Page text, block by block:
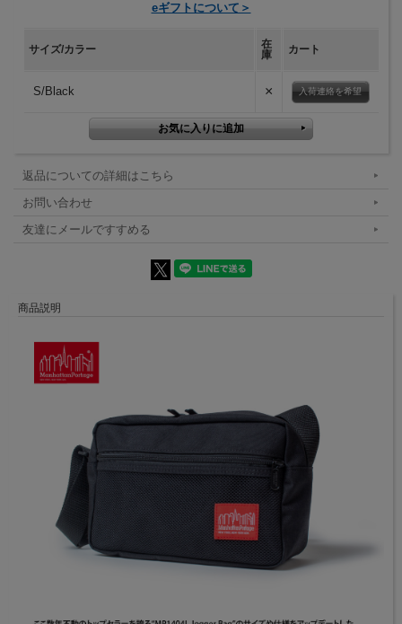
eギフトについて＞
サイズ/カラー
在
庫
カート
S/Black × 入荷連絡を希望
返品についての詳細はこちら
お問い合わせ
友達にメールですすめる
商品説明